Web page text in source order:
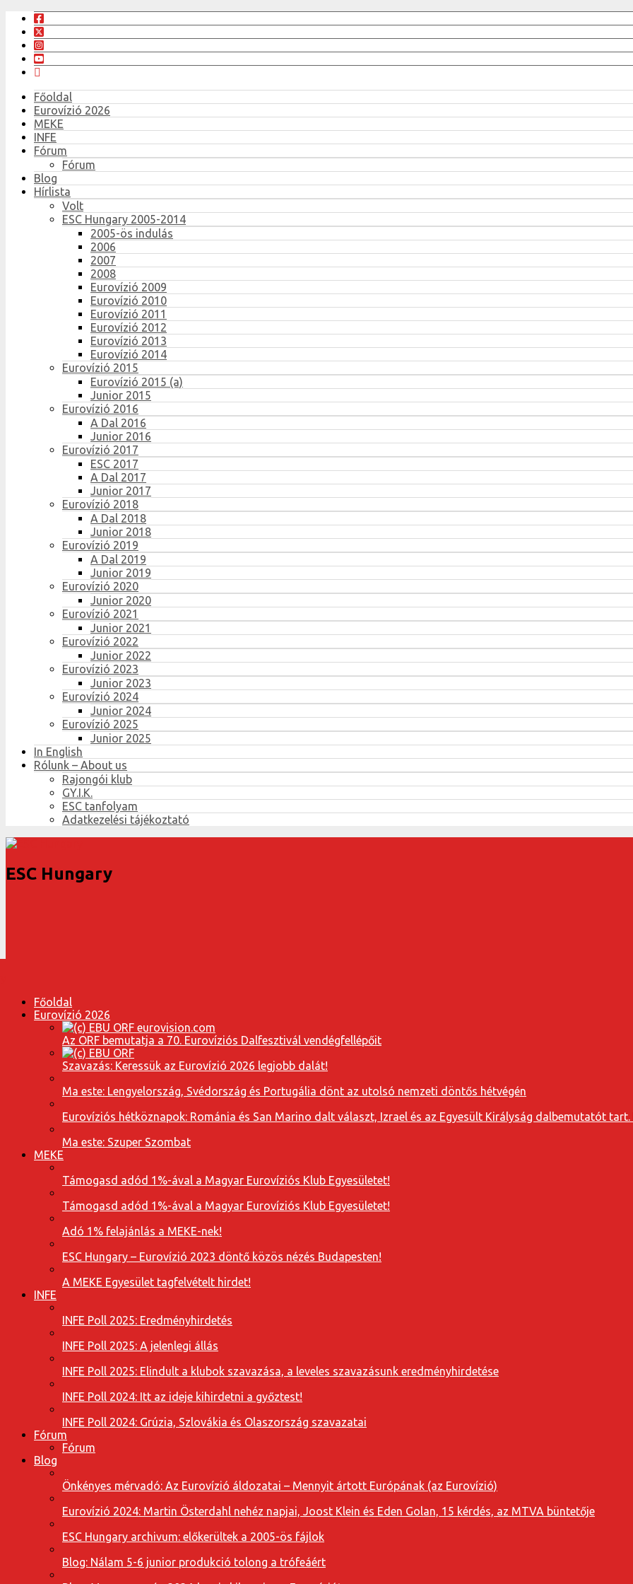
Főoldal
Eurovízió 2026
MEKE
INFE
Fórum
Fórum
Blog
Hírlista
Volt
ESC Hungary 2005-2014
2005-ös indulás
2006
2007
2008
Eurovízió 2009
Eurovízió 2010
Eurovízió 2011
Eurovízió 2012
Eurovízió 2013
Eurovízió 2014
Eurovízió 2015
Eurovízió 2015 (a)
Junior 2015
Eurovízió 2016
A Dal 2016
Junior 2016
Eurovízió 2017
ESC 2017
A Dal 2017
Junior 2017
Eurovízió 2018
A Dal 2018
Junior 2018
Eurovízió 2019
A Dal 2019
Junior 2019
Eurovízió 2020
Junior 2020
Eurovízió 2021
Junior 2021
Eurovízió 2022
Junior 2022
Eurovízió 2023
Junior 2023
Eurovízió 2024
Junior 2024
Eurovízió 2025
Junior 2025
In English
Rólunk – About us
Rajongói klub
GY.I.K.
ESC tanfolyam
Adatkezelési tájékoztató
ESC Hungary
Főoldal
Eurovízió 2026
Az ORF bemutatja a 70. Eurovíziós Dalfesztivál vendégfellépőit
Szavazás: Keressük az Eurovízió 2026 legjobb dalát!
Ma este: Lengyelország, Svédország és Portugália dönt az utolsó nemzeti döntős hétvégén
Eurovíziós hétköznapok: Románia és San Marino dalt választ, Izrael és az Egyesült Királyság dalbemutatót tart.
Ma este: Szuper Szombat
MEKE
Támogasd adód 1%-ával a Magyar Eurovíziós Klub Egyesületet!
Támogasd adód 1%-ával a Magyar Eurovíziós Klub Egyesületet!
Adó 1% felajánlás a MEKE-nek!
ESC Hungary – Eurovízió 2023 döntő közös nézés Budapesten!
A MEKE Egyesület tagfelvételt hirdet!
INFE
INFE Poll 2025: Eredményhirdetés
INFE Poll 2025: A jelenlegi állás
INFE Poll 2025: Elindult a klubok szavazása, a leveles szavazásunk eredményhirdetése
INFE Poll 2024: Itt az ideje kihirdetni a győztest!
INFE Poll 2024: Grúzia, Szlovákia és Olaszország szavazatai
Fórum
Fórum
Blog
Önkényes mérvadó: Az Eurovízió áldozatai – Mennyit ártott Európának (az Eurovízió)
Eurovízió 2024: Martin Österdahl nehéz napjai, Joost Klein és Eden Golan, 15 kérdés, az MTVA büntetője
ESC Hungary archivum: előkerültek a 2005-ös fájlok
Blog: Nálam 5-6 junior produkció tolong a trófeáért